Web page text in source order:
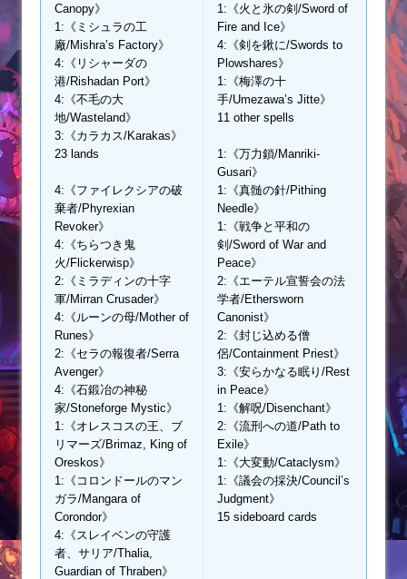
Canopy》
1:《ミシュラの工
廠/Mishra’s Factory》
4:《リシャーダの
港/Rishadan Port》
4:《不毛の大
地/Wasteland》
3:《カラカス/Karakas》
23 lands
4:《ファイレクシアの破
棄者/Phyrexian
Revoker》
4:《ちらつき鬼
火/Flickerwisp》
2:《ミラディンの十字
軍/Mirran Crusader》
4:《ルーンの母/Mother of
Runes》
2:《セラの報復者/Serra
Avenger》
4:《石鍛冶の神秘
家/Stoneforge Mystic》
1:《オレスコスの王、ブ
リマーズ/Brimaz, King of
Oreskos》
1:《コロンドールのマン
ガラ/Mangara of
Corondor》
4:《スレイベンの守護
者、サリア/Thalia,
Guardian of Thraben》
1:《火と氷の剣/Sword of
Fire and Ice》
4:《剣を鍬に/Swords to
Plowshares》
1:《梅澤の十
手/Umezawa’s Jitte》
11 other spells
1:《万力鎖/Manriki-
Gusari》
1:《真髄の針/Pithing
Needle》
1:《戦争と平和の
剣/Sword of War and
Peace》
2:《エーテル宣誓会の法
学者/Ethersworn
Canonist》
2:《封じ込める僧
侶/Containment Priest》
3:《安らかなる眠り/Rest
in Peace》
1:《解呪/Disenchant》
2:《流刑への道/Path to
Exile》
1:《大変動/Cataclysm》
1:《議会の採決/Council’s
Judgment》
15 sideboard cards